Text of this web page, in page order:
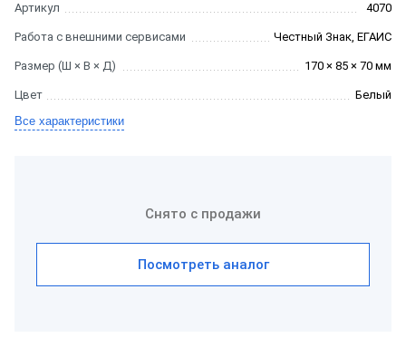
Артикул 4070
Работа с внешними сервисами Честный Знак, ЕГАИС
Размер (Ш × В × Д) 170 × 85 × 70 мм
Цвет
Белый
Все характеристики
Снято с продажи
Посмотреть аналог